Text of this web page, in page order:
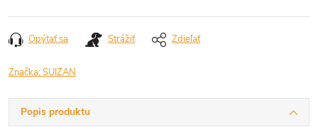
Opýtať sa Strážiť Zdieľať
Značka:SUIZAN
Popis produktu